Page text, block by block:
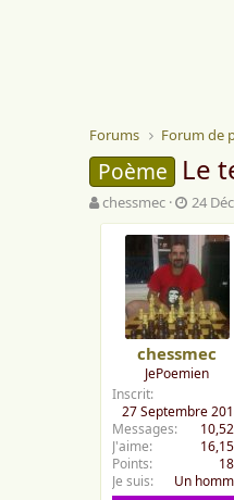
Forums
Poème Le
A
u
chessmec
D
a
t
e
d
e
d
é
b
u
24
chessmec
JePoemien
Inscrit
27 Septembre
Messages
J'aime
Points
Je suis
Un